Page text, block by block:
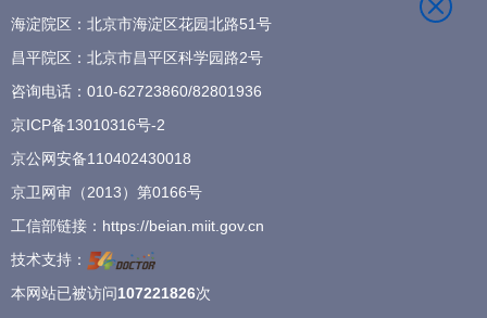
海淀院区：北京市海淀区花园北路51号
昌平院区：北京市昌平区科学园路2号
咨询电话： 010-62723860/82801936
京ICP备13010316号-2
京公网安备110402430018
京卫网审（2013）第0166号
工信部链接： https://beian.miit.gov.cn
技术支持：
本网站已被访问107221826次